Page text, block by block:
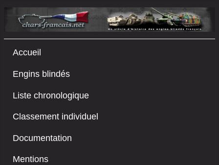
Accueil
Engins blindés
Liste chronologique
Classement individuel
Documentation
Mentions